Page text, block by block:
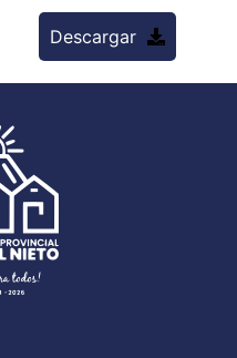
Descargar